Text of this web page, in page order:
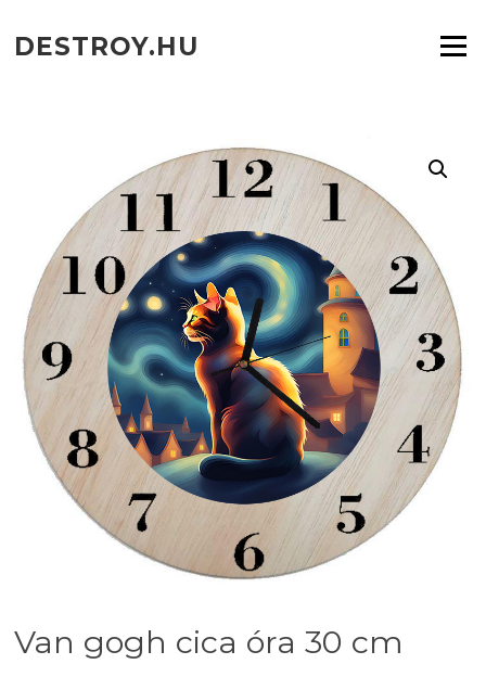
tartalomra
DESTROY.HU Menü
Van gogh cica óra 30 cm